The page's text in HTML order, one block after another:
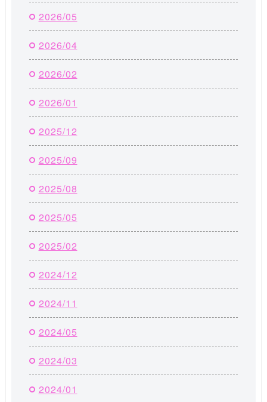
2026/05
2026/04
2026/02
2026/01
2025/12
2025/09
2025/08
2025/05
2025/02
2024/12
2024/11
2024/05
2024/03
2024/01